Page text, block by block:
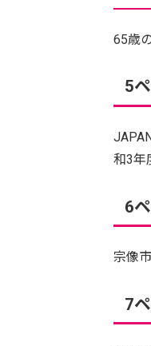
65歳
5
和3年
6
宗像
7